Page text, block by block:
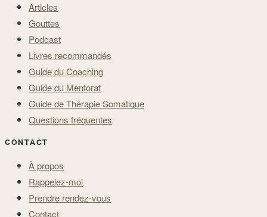
Articles
Gouttes
Podcast
Livres recommandés
Guide du Coaching
Guide du Mentorat
Guide de Thérapie Somatique
Questions fréquentes
CONTACT
À propos
Rappelez-moi
Prendre rendez-vous
Contact